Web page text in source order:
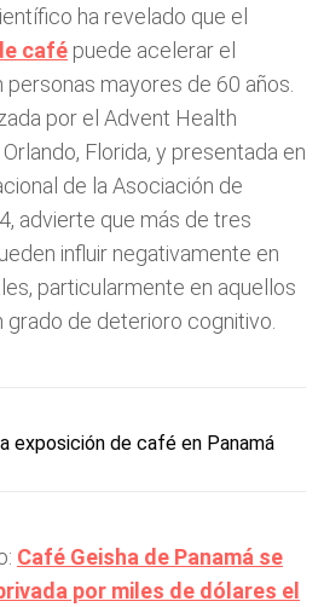
ha revelado que el
café puede acelerar el
mayores de 60 años.
por el Advent Health
Florida, y presentada en
de la Asociación de
advierte que más de tres
influir negativamente en
particularmente en aquellos
grado de deterioro cognitivo.
exposición de café en Panamá
Café Geisha de Panamá se
por miles de dólares el